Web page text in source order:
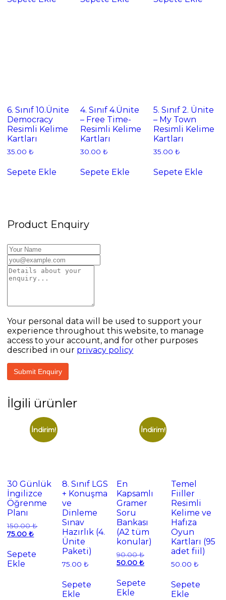
6. Sınıf 10.Ünite
Democracy
Resimli Kelime
Kartları
35.00₺
Sepete Ekle
4. Sınıf 4.Ünite
– Free Time-
Resimli Kelime
Kartları
30.00₺
Sepete Ekle
5. Sınıf 2. Ünite
– My Town
Resimli Kelime
Kartları
35.00₺
Sepete Ekle
Product Enquiry
Your personal data will be used to support your
experience throughout this website, to manage
access to your account, and for other purposes
described in our privacy policy
İlgili ürünler
İndirim!
30 Günlük
İngilizce
Öğrenme
Planı
150.00₺Orijinal
150.00 ₺.
75.00₺Şu
75.00 ₺.
Sepete
Ekle
8. Sınıf LGS
+ Konuşma
ve
Dinleme
Sınav
Hazırlık (4.
Ünite
Paketi)
75.00 ₺
Sepete
Ekle
İndirim!
En
Kapsamlı
Gramer
Soru
Bankası
(A2 tüm
konular)
90.00₺Orijinal
fiyat:
50.00₺Şu
50.00 ₺.
Sepete
Ekle
Temel
Fiiller
Resimli
Kelime ve
Hafıza
Oyun
Kartları (95
adet fiil)
50.00₺
Sepete
Ekle